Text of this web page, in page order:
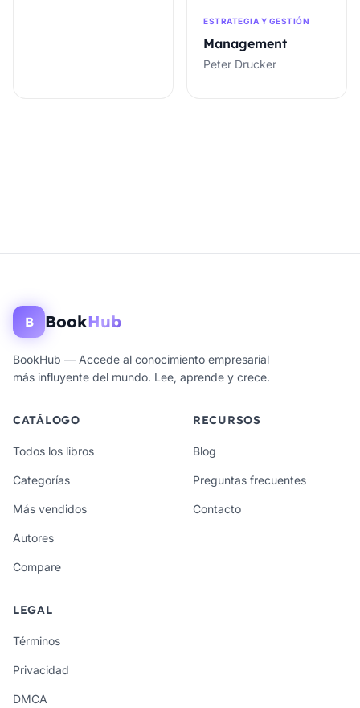
ESTRATEGIA Y GESTIÓN
Management
Peter Drucker
B BookHub
BookHub — Accede al conocimiento empresarial
más influyente del mundo. Lee, aprende y crece.
CATÁLOGO
Todos los libros
Categorías
Más vendidos
Autores
Compare
RECURSOS
Blog
Preguntas frecuentes
Contacto
LEGAL
Términos
Privacidad
DMCA